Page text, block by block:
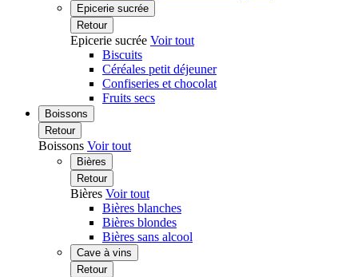
Epicerie sucrée
Retour
Epicerie sucrée Voir tout
Biscuits
Céréales petit déjeuner
Confiseries et chocolat
Fruits secs
Boissons
Retour
Boissons Voir tout
Bières
Retour
Bières Voir tout
Bières blanches
Bières blondes
Bières sans alcool
Cave à vins
Retour